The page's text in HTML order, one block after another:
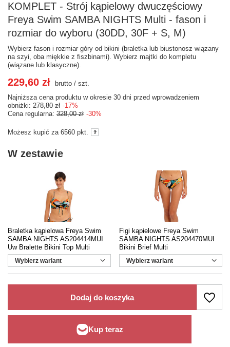
KOMPLET - Strój kąpielowy dwuczęściowy
Freya Swim SAMBA NIGHTS Multi - fason i
rozmiar do wyboru (30DD, 30F + S, M)
Wybierz fason i rozmiar góry od bikini (braletka lub biustonosz wiązany
na szyi, oba miękkie z fiszbinami). Wybierz majtki do kompletu
(wiązane lub klasyczne).
W zestawie
Braletka kąpielowa Freya Swim
SAMBA NIGHTS AS204414MUI
Uw Bralette Bikini Top Multi
Wybierz wariant
Figi kąpielowe Freya Swim
SAMBA NIGHTS AS204470MUI
Bikini Brief Multi
Wybierz wariant
229,60 zł brutto / szt.
Najniższa cena produktu w okresie 30 dni przed wprowadzeniem
obniżki: 278,80 zł -17%
Cena regularna: 328,00 zł -30%
Możesz kupić za 6560 pkt.
Dodaj do koszyka